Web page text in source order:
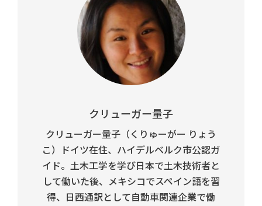
クリューガー量子
クリューガー量子（くりゅーがー りょう
こ）ドイツ在住、ハイデルベルク市公認ガ
イド。土木工学を学び日本で土木技術者と
して働いた後、メキシコでスペイン語を習
得、日西通訳として自動車関連企業で働